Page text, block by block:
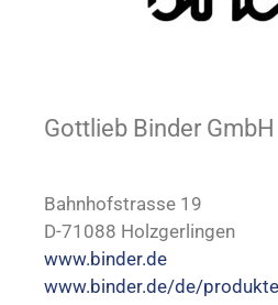
Gottlieb Binder GmbH
Bahnhofstrasse 19
D-71088 Holzgerlingen
www.binder.de
www.binder.de/de/